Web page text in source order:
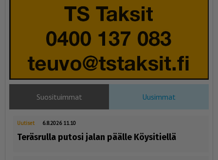
Suosituimmat Uusimmat
Uutiset 6.8.2026 11.10
Teräsrulla putosi jalan päälle Köysitiellä